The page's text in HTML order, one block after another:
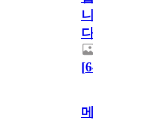
니
다.
[64
메